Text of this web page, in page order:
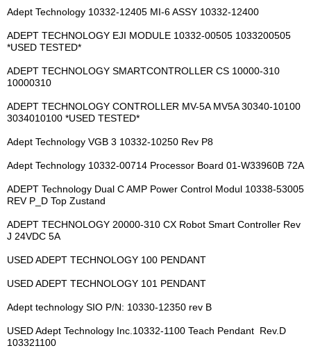
Adept Technology 10332-12405 MI-6 ASSY 10332-12400
ADEPT TECHNOLOGY EJI MODULE 10332-00505 1033200505
*USED TESTED*
ADEPT TECHNOLOGY SMARTCONTROLLER CS 10000-310
10000310
ADEPT TECHNOLOGY CONTROLLER MV-5A MV5A 30340-10100
3034010100 *USED TESTED*
Adept Technology VGB 3 10332-10250 Rev P8
Adept Technology 10332-00714 Processor Board 01-W33960B 72A
ADEPT Technology Dual C AMP Power Control Modul 10338-53005
REV P_D Top Zustand
ADEPT TECHNOLOGY 20000-310 CX Robot Smart Controller Rev
J 24VDC 5A
USED ADEPT TECHNOLOGY 100 PENDANT
USED ADEPT TECHNOLOGY 101 PENDANT
Adept technology SIO P/N: 10330-12350 rev B
USED Adept Technology Inc.10332-1100 Teach Pendant Rev.D
103321100